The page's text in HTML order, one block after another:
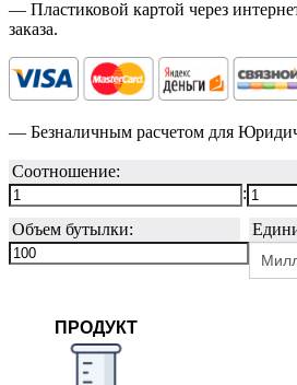
— Пластиковой картой через
заказа.
— Безналичным расчетом для
Соотношение:
:
Объем бутылки:
ПРОДУКТ